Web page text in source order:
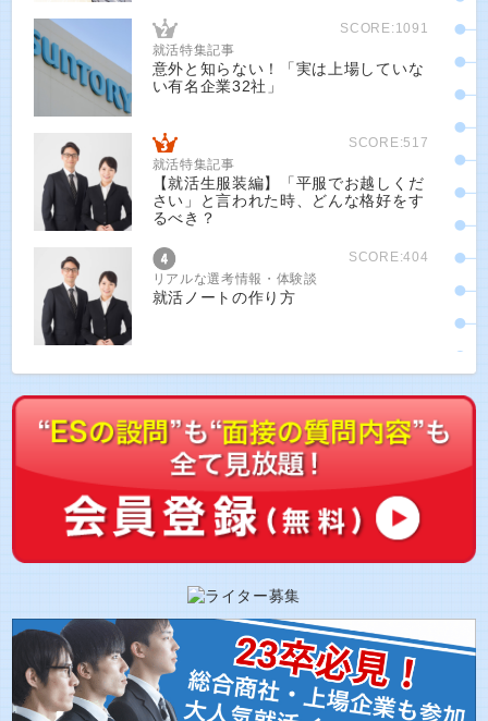
SCORE:1091
就活特集記事
意外と知らない！「実は上場していな
い有名企業32社」
SCORE:517
就活特集記事
【就活生服装編】「平服でお越しくだ
さい」と言われた時、どんな格好をす
るべき？
SCORE:404
リアルな選考情報・体験談
就活ノートの作り方